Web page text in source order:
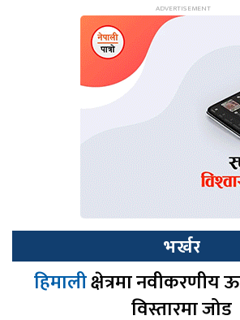
भर्खर
हिमालीक्षेत्रमा नवीकरणीय
विस्तारमा जोड